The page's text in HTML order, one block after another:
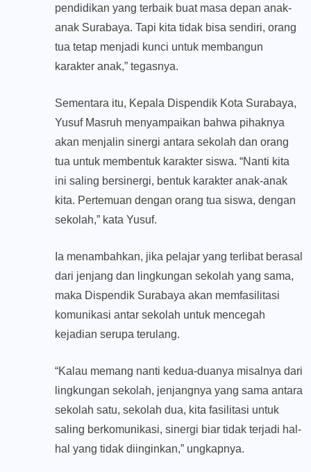
pendidikan yang terbaik buat masa depan anak-
anak Surabaya. Tapi kita tidak bisa sendiri, orang
tua tetap menjadi kunci untuk membangun
karakter anak,” tegasnya.
Sementara itu, Kepala Dispendik Kota Surabaya,
Yusuf Masruh menyampaikan bahwa pihaknya
akan menjalin sinergi antara sekolah dan orang
tua untuk membentuk karakter siswa. “Nanti kita
ini saling bersinergi, bentuk karakter anak-anak
kita. Pertemuan dengan orang tua siswa, dengan
sekolah,” kata Yusuf.
Ia menambahkan, jika pelajar yang terlibat berasal
dari jenjang dan lingkungan sekolah yang sama,
maka Dispendik Surabaya akan memfasilitasi
komunikasi antar sekolah untuk mencegah
kejadian serupa terulang.
“Kalau memang nanti kedua-duanya misalnya dari
lingkungan sekolah, jenjangnya yang sama antara
sekolah satu, sekolah dua, kita fasilitasi untuk
saling berkomunikasi, sinergi biar tidak terjadi hal-
hal yang tidak diinginkan,” ungkapnya.